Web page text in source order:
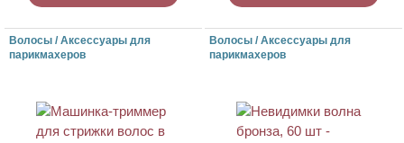
Волосы / Аксессуары для
парикмахеров
Волосы / Аксессуары для
парикмахеров